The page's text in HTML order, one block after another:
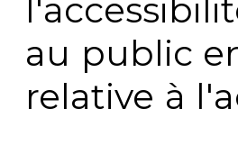
au public
relative à